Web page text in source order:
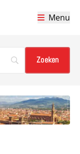
Menu